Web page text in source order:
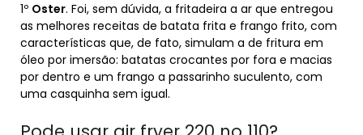
1º Oster. Foi, sem dúvida, a fritadeira a ar que entregou
as melhores receitas de batata frita e frango frito, com
características que, de fato, simulam a de fritura em
óleo por imersão: batatas crocantes por fora e macias
por dentro e um frango a passarinho suculento, com
uma casquinha sem igual.